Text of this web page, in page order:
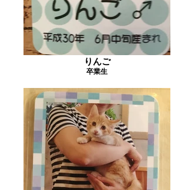
りんご
卒業生